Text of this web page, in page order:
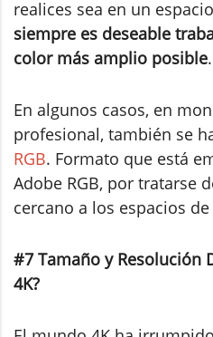
realices sea en un
siempre es deseable
color más amplio posible.
En algunos casos, en
profesional, también se
RGB. Formato que está
Adobe RGB, por tratarse
cercano a los espacios
#7 Tamaño y Resolución
4K?